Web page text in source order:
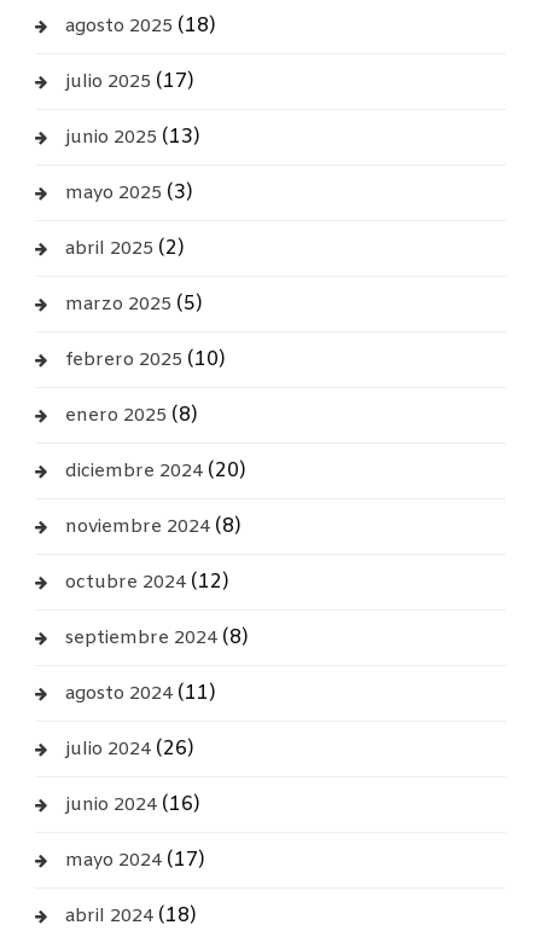
agosto 2025 (18)
julio 2025 (17)
junio 2025 (13)
mayo 2025 (3)
abril 2025 (2)
marzo 2025 (5)
febrero 2025 (10)
enero 2025 (8)
diciembre 2024(20)
noviembre 2024(8)
octubre 2024(12)
septiembre 2024(8)
agosto 2024(11)
julio 2024(26)
junio 2024(16)
mayo 2024(17)
abril 2024(18)